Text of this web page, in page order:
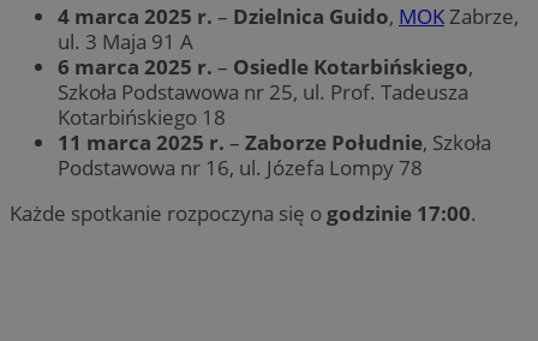
4 marca 2025 r. – Dzielnica Guido, MOK Zabrze,
ul. 3 Maja 91 A
6 marca 2025 r. – Osiedle Kotarbińskiego,
Szkoła Podstawowa nr 25, ul. Prof. Tadeusza
Kotarbińskiego 18
11 marca 2025 r. – Zaborze Południe, Szkoła
Podstawowa nr 16, ul. Józefa Lompy 78
Każde spotkanie rozpoczyna się o godzinie 17:00.